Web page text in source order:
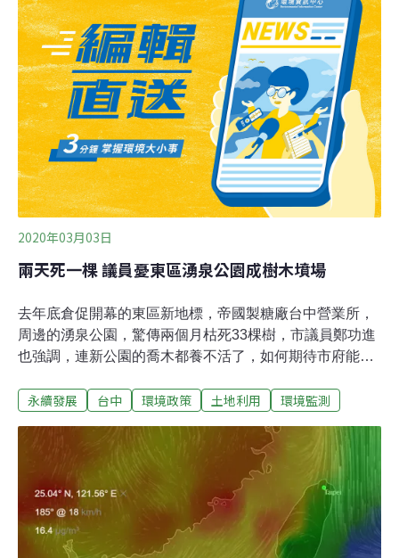
代表簽訂，並由國家海洋研究院副院長吳朝榮擔任見證
人。市府海岸管理工程處長林立昌表示，三方合作協議書
簽訂後，將協助與林務局、台電等單位，協調以無償撥用
或租用方式提供用地，由氣象局建置岸基波流觀測站，每
個雷達站經費1000萬元，初步6個地點選在大園區2站（大
園區沙崙海堤、大園區北港海堤）、觀音區3站（觀音區
白玉海堤、觀音區觀音濱海遊憩區、觀音區大潭電廠事業
性海堤）、新屋區1站（永安臨海觀測站），預計從明年
開始建置並於3年內完成。林立昌表示，以桃園海岸來
2020年03月03日
兩天死一棵 議員憂東區湧泉公園成樹木墳場
去年底倉促開幕的東區新地標，帝國製糖廠台中營業所，
周邊的湧泉公園，驚傳兩個月枯死33棵樹，市議員鄭功進
也強調，連新公園的喬木都養不活了，如何期待市府能真
美觀用的灌木，全數替換為新喬木，預計本週將進行驗
鄭功進日前接獲樹保團體陳情，當初帝國糖廠開幕時，依
照原先的規設書圖，預計種植的高大喬木共有106棵，其
中部分喬木，竟被市府以低矮灌木擅自抽換。一查之下，
才發現全是枯死的喬木待補植，因樹穴積水及生長環境不
良，相繼死亡，但為了配合開幕期程的整體美觀，只好請
廠商先行補植。文資處則回應，待補種的樹種，均為溫帶
永續發展 台中 環境政策 土地利用 環境監測